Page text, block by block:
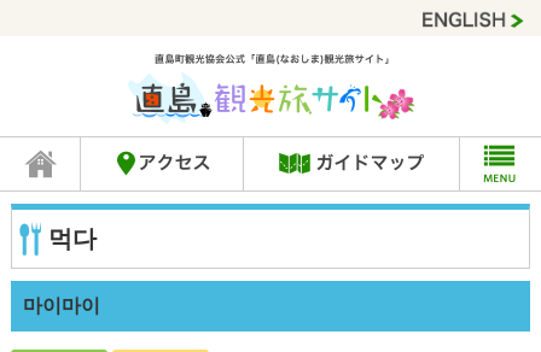
먹다
마이마이